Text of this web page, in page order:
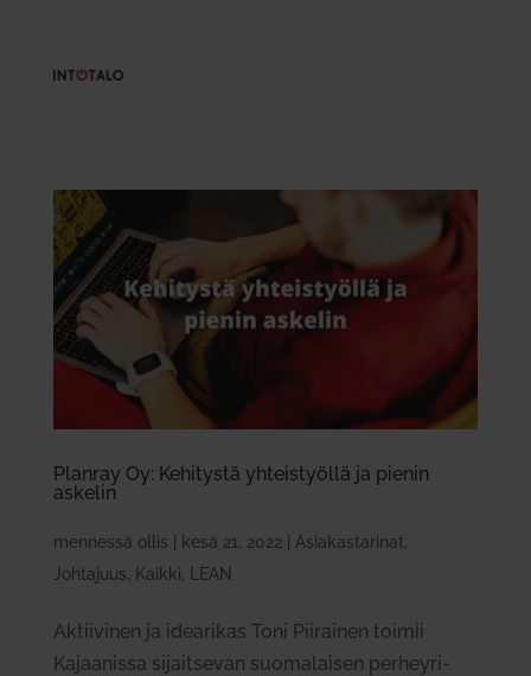
Planray Oy: Kehi­tystä yhteis­työllä ja pienin
askelin
mennessä ollis kesä 21, 2022 Asiakastarinat,
Johtajuus, Kaikki, LEAN
Aktii­vinen ja idea­rikas Toni Pii­rainen toimii
Kajaa­nissa sijait­sevan suo­ma­laisen per­hey­ri­